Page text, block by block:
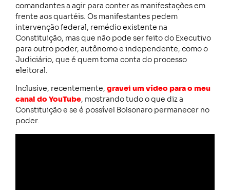
comandantes a agir para conter as manifestações em
frente aos quartéis. Os manifestantes pedem
intervenção federal, remédio existente na
Constituição, mas que não pode ser feito do Executivo
para outro poder, autônomo e independente, como o
Judiciário, que é quem toma conta do processo
eleitoral.
Inclusive, recentemente, gravei um vídeo para o meu
canal do YouTube, mostrando tudo o que diz a
Constituição e se é possível Bolsonaro permanecer no
poder.